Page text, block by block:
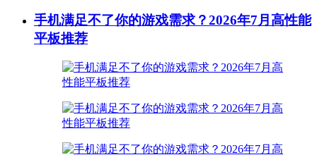
手机满足不了你的游戏需求？2026年7月高性能
平板推荐